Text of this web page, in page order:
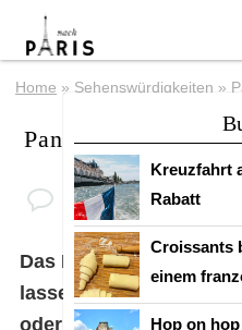
Kreuzfahrt
Rabatt
Croissants
einem
Hop on
Home » Sehenswürdigkeiten »
Panthéon in Paris
Das Panthéon sollte
lassen, wenn man im
oder auch mitten im